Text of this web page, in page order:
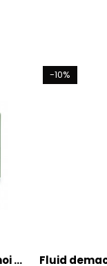
-
-10%
Fluid